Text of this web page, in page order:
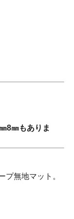
8㎜もありま
プ無地マット。